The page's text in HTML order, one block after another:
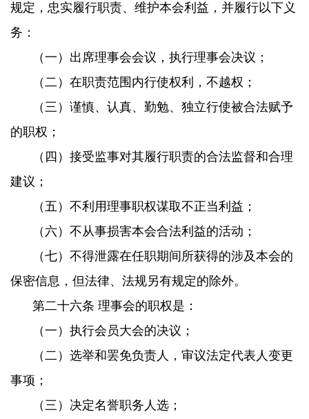
规定，忠实履行职责、维护本会利益，并履行以下义
务：
（一）出席理事会会议，执行理事会决议；
（二）在职责范围内行使权利，不越权；
（三）谨慎、认真、勤勉、独立行使被合法赋予
的职权；
（四）接受监事对其履行职责的合法监督和合理
建议；
（五）不利用理事职权谋取不正当利益；
（六）不从事损害本会合法利益的活动；
（七）不得泄露在任职期间所获得的涉及本会的
保密信息，但法律、法规另有规定的除外。
第二十六条 理事会的职权是：
（一）执行会员大会的决议；
（二）选举和罢免负责人，审议法定代表人变更
事项；
（三）决定名誉职务人选；